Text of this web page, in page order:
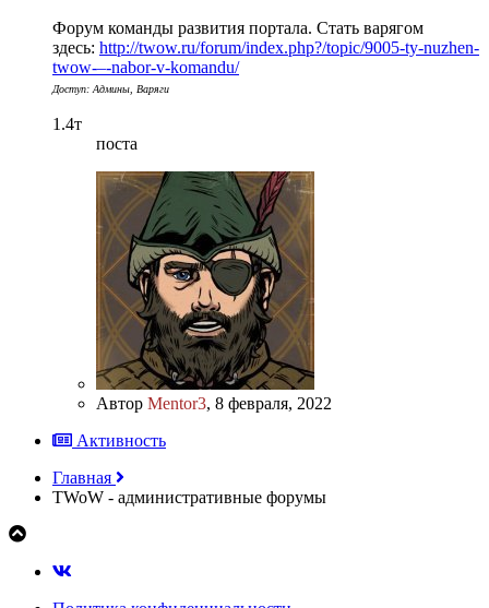
Форум команды развития портала. Стать варягом
здесь: http://twow.ru/forum/index.php?/topic/9005-ty-nuzhen-
twow-–-nabor-v-komandu/
Доступ: Админы, Варяги
1.4т
поста
Автор Mentor3, 8 февраля, 2022
Активность
Главная
TWoW - административные форумы